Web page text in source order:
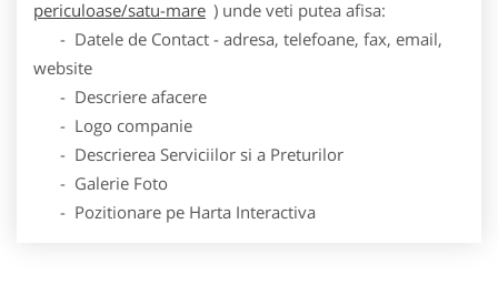
periculoase/satu-mare ) unde veti putea afisa:
- Datele de Contact - adresa, telefoane, fax, email,
website
- Descriere afacere
- Logo companie
- Descrierea Serviciilor si a Preturilor
- Galerie Foto
- Pozitionare pe Harta Interactiva